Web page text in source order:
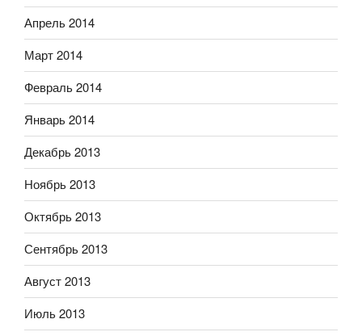
Апрель 2014
Март 2014
Февраль 2014
Январь 2014
Декабрь 2013
Ноябрь 2013
Октябрь 2013
Сентябрь 2013
Август 2013
Июль 2013